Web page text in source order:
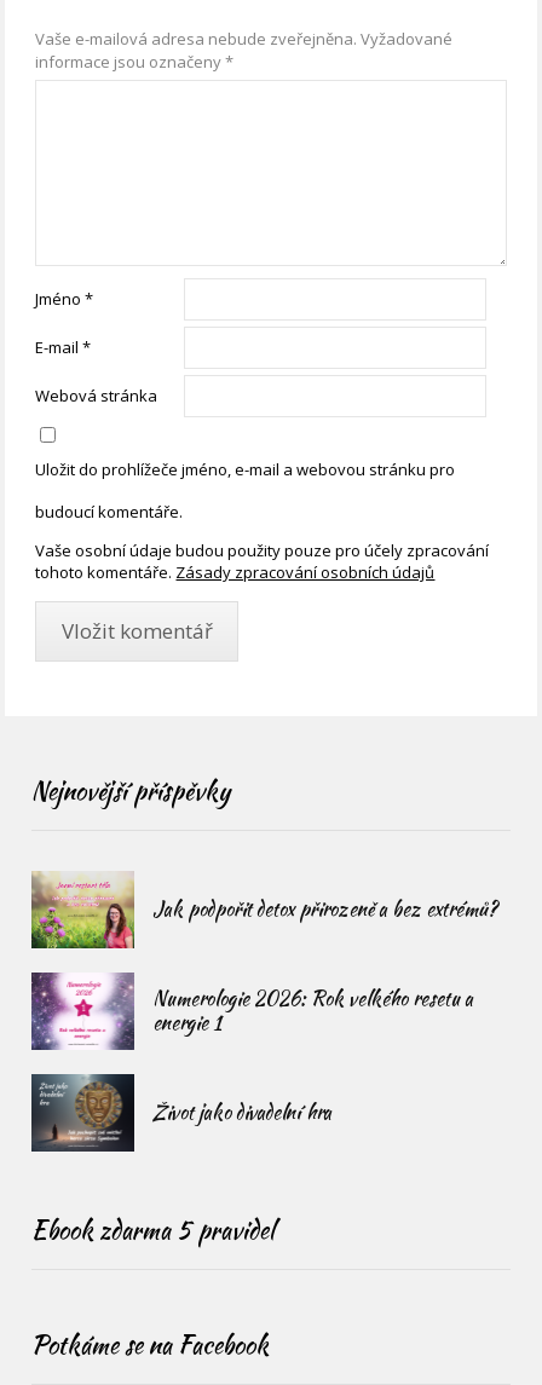
Vaše e-mailová adresa nebude zveřejněna. Vyžadované
informace jsou označeny*
Jméno*
E-mail*
Webová stránka
Uložit do prohlížeče jméno, e-mail a webovou stránku pro
budoucí komentáře.
Vaše osobní údaje budou použity pouze pro účely zpracování
tohoto komentáře. Zásady zpracování osobních údajů
Nejnovější příspěvky
Jak podpořit detox přirozeně a bez extrémů?
Numerologie 2026: Rok velkého resetu a
energie 1
Život jako divadelní hra
Ebook zdarma 5 pravidel
Potkáme se na Facebook